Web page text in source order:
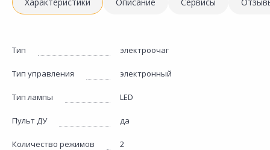
Тип электроочаг
Тип управления электронный
Тип лампы LED
Пульт ДУ да
Количество режимов 2